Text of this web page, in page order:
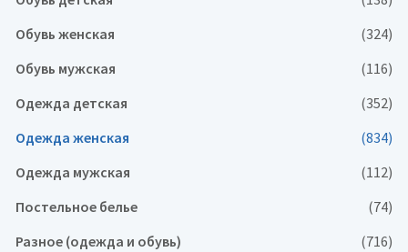
Обувь женская
(324)
Обувь мужская
(116)
Одежда детская
(352)
Одежда женская
(834)
Одежда мужская
(112)
Постельное белье
(74)
Разное (одежда и обувь)
(716)